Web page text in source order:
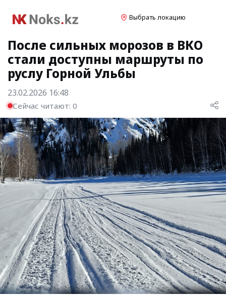
Выбрать локацию
После сильных морозов в ВКО
стали доступны маршруты по
руслу Горной Ульбы
23.02.2026 16:48
Сейчас читают: 0